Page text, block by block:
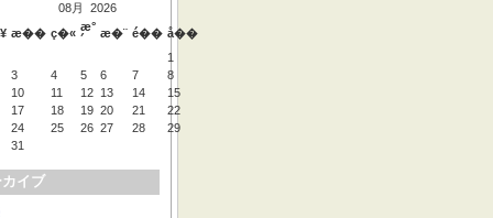
08月 2026
æ�� ç�« æ°
´
æ�¨ é�� å��
1
3 4 5 6 7
8
10 11 12 13 14
15
17 18 19 20 21
22
24 25 26 27 28
29
31
イブ